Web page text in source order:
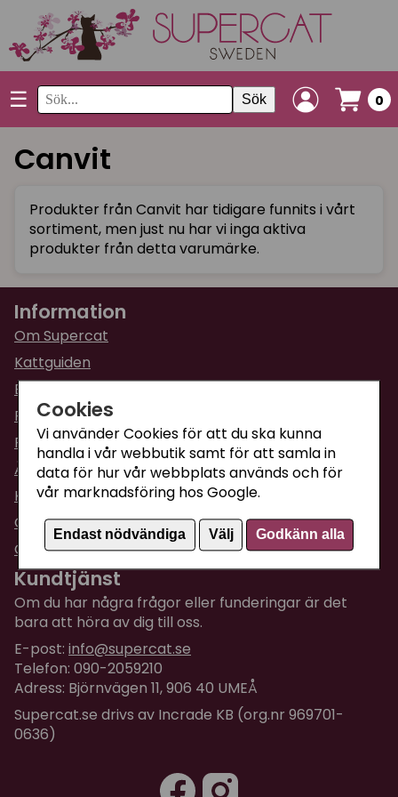
Cookies
Vi använder Cookies för att du ska kunna
handla i vår webbutik samt för att samla in
data för hur vår webbplats används och för
vår marknadsföring hos Google.
Endast nödvändiga Välj Godkänn alla
☰ Sök 0
Canvit
Produkter från Canvit har tidigare funnits i vårt
sortiment, men just nu har vi inga aktiva
produkter från detta varumärke.
Information
Om Supercat
Kattguiden
Butiken i Umeå
Fraktpriser & leveranser
Returinformation
Ångra din order
Köpvillkor
Om företaget / Kontakta oss
Om Cookies
Kundtjänst
Om du har några frågor eller funderingar är det
bara att höra av dig till oss.
E-post: info@supercat.se
Telefon: 090-2059210
Adress: Björnvägen 11, 906 40 UMEÅ
Supercat.se drivs av Incrade KB (org.nr 969701-
0636)